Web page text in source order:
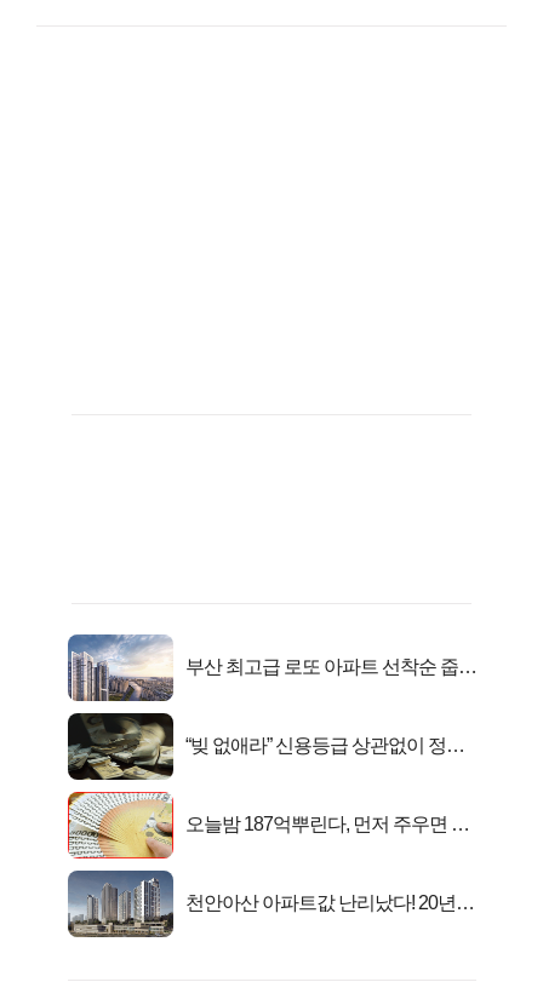
부산 최고급 로또 아파트 선착순 줍줍
“빚 없애라” 신용등급 상관없이 정부
오늘밤 187억뿌린다, 먼저 주우면 최
천안아산 아파트값 난리났다! 20년